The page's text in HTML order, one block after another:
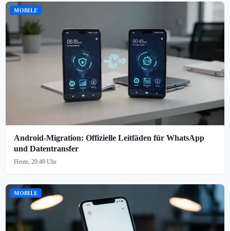
MOBILE
Android-Migration: Offizielle Leitfäden für WhatsApp
und Datentransfer
Heute, 20:49 Uhr
MOBILE